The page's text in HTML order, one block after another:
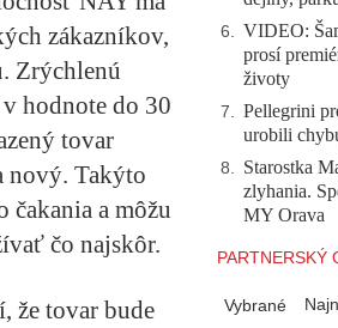
zákazníkov,
Zrýchlenú
hodnote do 30
tovar
nový. Takýto
a môžu
čo najskôr.
že tovar bude
6. VIDEO:
prosí
životy
7. Pellegrini
urobili
8. Starostka
zlyhania.
MY Orava
PARTNERSKÝ
Vybrané